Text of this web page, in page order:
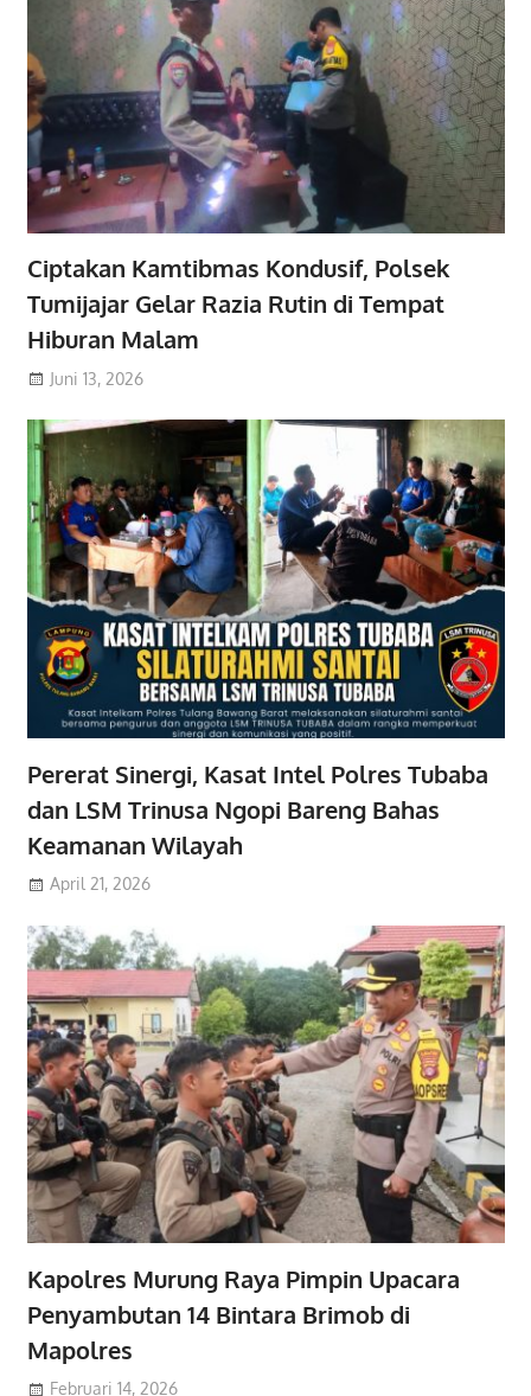
Ciptakan Kamtibmas Kondusif, Polsek
Tumijajar Gelar Razia Rutin di Tempat
Hiburan Malam
Juni 13, 2026
Pererat Sinergi, Kasat Intel Polres Tubaba
dan LSM Trinusa Ngopi Bareng Bahas
Keamanan Wilayah
April 21, 2026
Kapolres Murung Raya Pimpin Upacara
Penyambutan 14 Bintara Brimob di
Mapolres
Februari 14, 2026